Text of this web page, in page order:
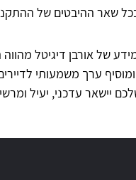
שאר ההיבטים של
של אורבן דיגיטל
ערך משמעותי
יישאר עדכני, יעיל